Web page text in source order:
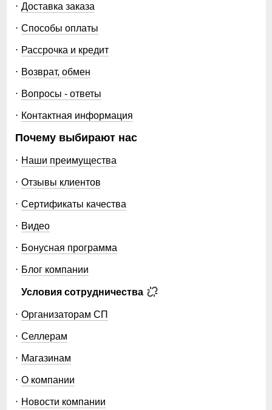
Доставка заказа
Способы оплаты
Рассрочка и кредит
Возврат, обмен
Вопросы - ответы
Контактная информация
Почему выбирают нас
Наши преимущества
Отзывы клиентов
Сертификаты качества
Видео
Бонусная программа
Блог компании
Условия сотрудничества
Организаторам СП
Селлерам
Магазинам
О компании
Новости компании